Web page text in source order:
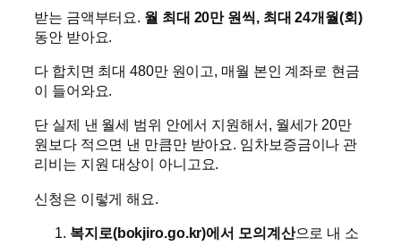
받는 금액부터요. 월 최대 20만 원씩, 최대 24개월(회)
동안 받아요.
다 합치면 최대 480만 원이고, 매월 본인 계좌로 현금
이 들어와요.
단 실제 낸 월세 범위 안에서 지원해서, 월세가 20만
원보다 적으면 낸 만큼만 받아요. 임차보증금이나 관
리비는 지원 대상이 아니고요.
신청은 이렇게 해요.
복지로(bokjiro.go.kr)에서 모의계산으로 내 소